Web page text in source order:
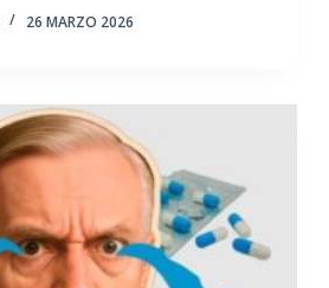
26 MARZO 2026